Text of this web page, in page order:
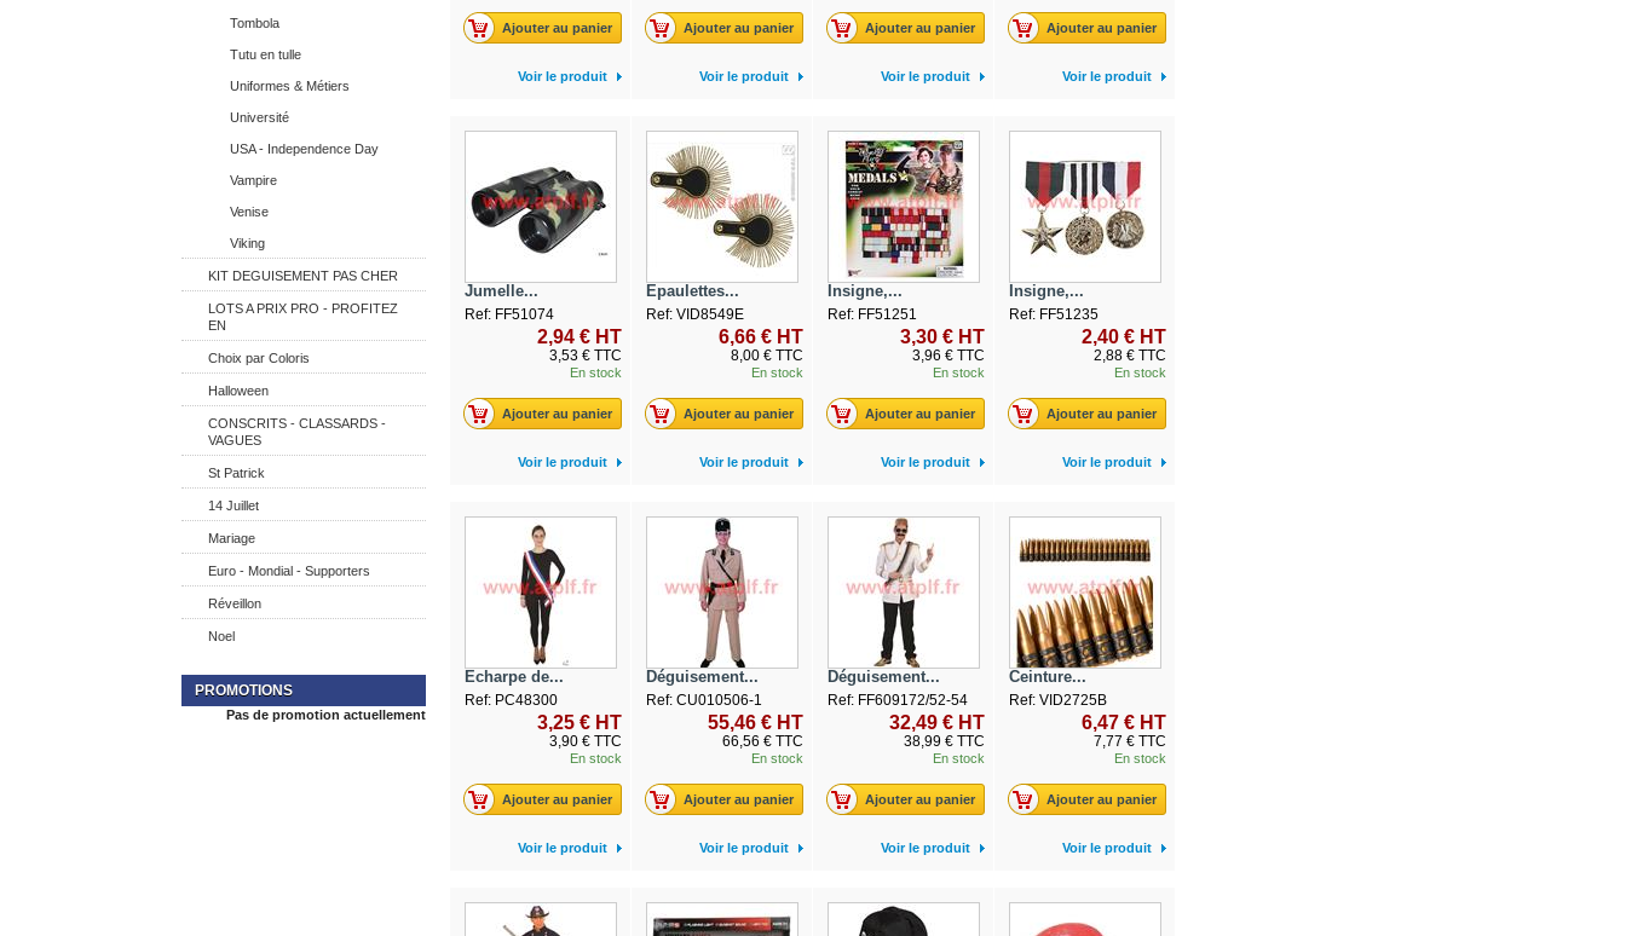
Tombola
Tutu en tulle
Uniformes & Métiers
Université
USA - Independence Day
Vampire
Venise
Viking
KIT DEGUISEMENT PAS CHER
LOTS A PRIX PRO - PROFITEZ
EN
Choix par Coloris
Halloween
CONSCRITS - CLASSARDS -
VAGUES
St Patrick
14 Juillet
Mariage
Euro - Mondial - Supporters
Réveillon
Noel
PROMOTIONS
Pas de promotion actuellement
Ajouter au panier
Voir le produit
Ajouter au panier
Voir le produit
Ajouter au panier
Voir le produit
Ajouter au panier
Voir le produit
Jumelle...
Ref: FF51074
2,94 € HT
3,53 € TTC
En stock
Ajouter au panier
Voir le produit
Epaulettes...
Ref: VID8549E
6,66 € HT
8,00 € TTC
En stock
Ajouter au panier
Voir le produit
Insigne,...
Ref: FF51251
3,30 € HT
3,96 € TTC
En stock
Ajouter au panier
Voir le produit
Insigne,...
Ref: FF51235
2,40 € HT
2,88 € TTC
En stock
Ajouter au panier
Voir le produit
Echarpe de...
Ref: PC48300
3,25 € HT
3,90 € TTC
En stock
Ajouter au panier
Voir le produit
Déguisement...
Ref: CU010506-1
55,46 € HT
66,56 € TTC
En stock
Ajouter au panier
Voir le produit
Déguisement...
Ref: FF609172/52-54
32,49 € HT
38,99 € TTC
En stock
Ajouter au panier
Voir le produit
Ceinture...
Ref: VID2725B
6,47 € HT
7,77 € TTC
En stock
Ajouter au panier
Voir le produit